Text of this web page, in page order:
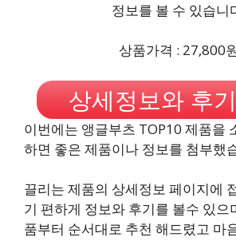
정보를 볼 수 있습니
상품가격 : 27,800
상세정보와 후
이번에는 앵글부츠 TOP10 제품을
하면 좋은 제품이나 정보를 첨부했
끌리는 제품의 상세정보 페이지에
기 편하게 정보와 후기를 볼수 있으
품부터 순서대로 추천 해드렸고 마